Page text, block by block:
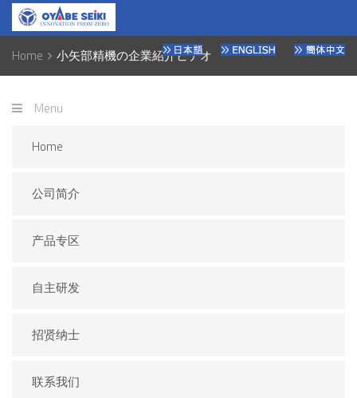
Home 小矢部精機の企業紹介ビデオ
Menu
Home
公司简介
产品专区
自主研发
招贤纳士
联系我们